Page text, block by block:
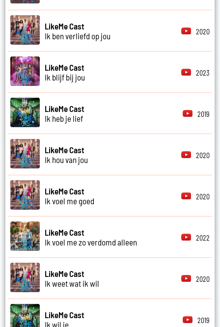
LikeMe Cast
Ik ben verliefd op jou
2020
LikeMe Cast
Ik blijf bij jou
2023
LikeMe Cast
Ik heb je lief
2019
LikeMe Cast
Ik hou van jou
2020
LikeMe Cast
Ik voel me goed
2020
LikeMe Cast
Ik voel me zo verdomd alleen
2022
LikeMe Cast
Ik weet wat ik wil
2020
LikeMe Cast
Ik wil je
2019